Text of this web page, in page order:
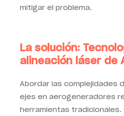
mitigar el problema.
La solución:
alineación láser de
Abordar las complejidades
ejes en aerogeneradores
herramientas tradicionales.